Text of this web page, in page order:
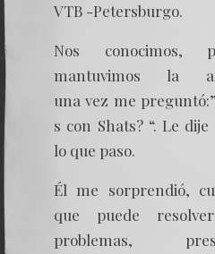
VTB -Petersburgo.
Nos conocimos,
mantuvimos la
una vez me
s con Shats? “. Le
lo que paso.
Él me sorprendió,
que puede
problemas,